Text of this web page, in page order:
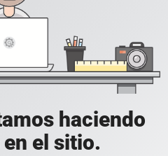
haciendo
el sitio.